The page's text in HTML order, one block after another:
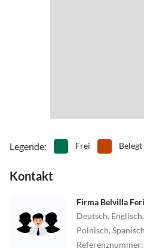
Legende: Frei Belegt
Kontakt
Firma Belvilla
Deutsch,
Polnisch,
Referenznummer: